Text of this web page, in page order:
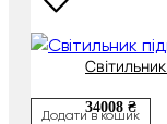
34008 ₴
Додати в кошик